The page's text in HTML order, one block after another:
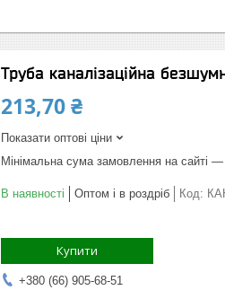
Труба каналізаційна
213,70 ₴
Показати оптові ціни
Мінімальна сума замовлення на сайті
В наявності Оптом і в роздріб Код:
Купити
+380 (66) 905-68-51